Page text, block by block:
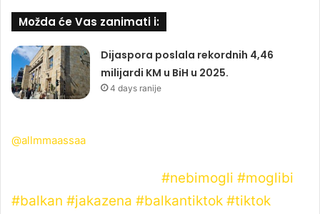
Možda će Vas zanimati i:
Dijaspora poslala rekordnih 4,46
milijardi KM u BiH u 2025.
4 days ranije
@allmmaassaa
#nebimogli #moglibi
#balkan #jakazena #balkantiktok #tiktok